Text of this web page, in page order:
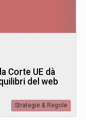
Corte UE dà
del web
Strategie & Regole